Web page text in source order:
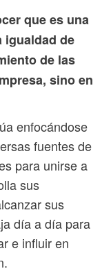
que es una
igualdad de
de las
sino en
enfocándose
fuentes de
para unirse a
sus
sus
día a día para
e influir en